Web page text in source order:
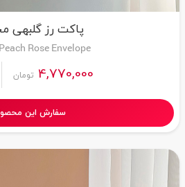
پاکت رز گلبهی
Rose Envelope
4,770,000 تومان
سفارش این